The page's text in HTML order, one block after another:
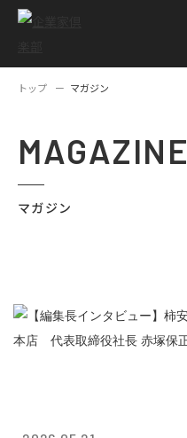
トップ マガジン
MAGAZINE
マガジン